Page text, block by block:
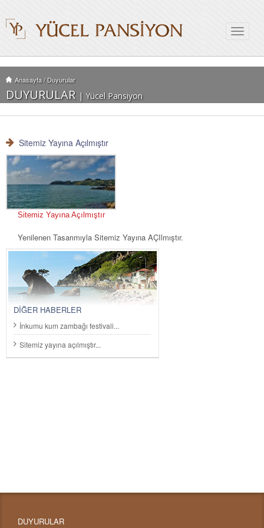
Toggle
Anasayfa/Duyurular
DUYURULAR | Yücel Pansiyon
Sitemiz Yayına Açılmıştır
Sitemiz Yayına Açılmıştır
Yenilenen Tasarımıyla Sitemiz Yayına AÇIlmıştır.
DİĞER HABERLER
İnkumu kum zambağı festivali...
Sitemiz yayına açılmıştır...
DUYURULAR